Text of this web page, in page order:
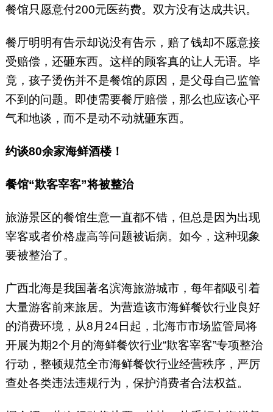
餐馆只愿意付200元医药费。双方没有达成共识。
餐厅明明有告示却说没有告示，赔了钱却不愿意接
受赔偿，还砸东西。这样的顾客真的让人无语。毕
竟，孩子烫伤并不是餐馆的原因，是父母自己监管
不到的问题。即使需要餐厅赔偿，那么也应该心平
气和地谈，而不是动不动就砸东西。
约谈80余家海鲜酒楼！
餐馆“欺客宰客”将被整治
旅游景区的餐馆生意一直都不错，但总是因为出现
宰客或者价格虚高等问题被诟病。如今，这种现象
要被整治了。
广西北海是我国著名滨海旅游城市，每年都吸引着
大量游客前来旅居。为营造该市海鲜餐饮行业良好
的消费环境，从8月24日起，北海市市场监管局将
开展为期2个月的海鲜餐饮行业“欺客宰客”专项整治
行动，整顿规范全市海鲜餐饮行业经营秩序，严厉
查处各类违法违规行为，保护消费者合法权益。